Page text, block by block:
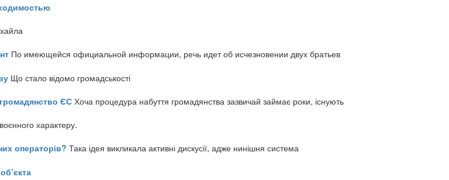
По имеющейся официальной информации, речь идет об исчезновении двух братьев
Що стало відомо громадськості
ЄС Хоча процедура набуття громадянства зазвичай займає роки, існують
характеру.
операторів? Така ідея викликала активні дискусії, адже нинішня система